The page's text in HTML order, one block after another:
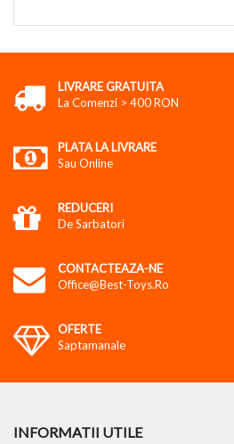
LIVRARE GRATUITA
La Comenzi > 400 RON
PLATA LA LIVRARE
Sau Online
REDUCERI
De Sarbatori
CONTACTEAZA-NE
Office@best-Toys.ro
OFERTE
Saptamanale
INFORMATII UTILE